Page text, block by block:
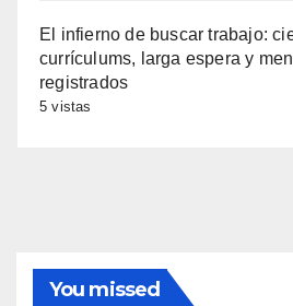
El infierno de buscar trabajo:
currículums, larga espera y
registrados
5 vistas
You missed